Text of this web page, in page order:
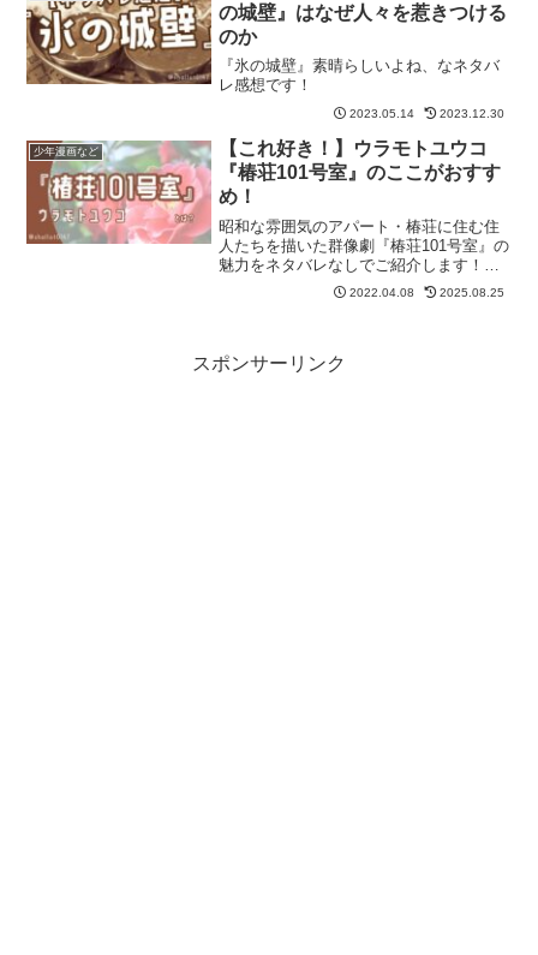
の城壁』はなぜ人々を惹きつける
のか
『氷の城壁』素晴らしいよね、なネタバ
レ感想です！
2023.05.14 2023.12.30
少年漫画など
【これ好き！】ウラモトユウコ
『椿荘101号室』のここがおすす
め！
昭和な雰囲気のアパート・椿荘に住む住
人たちを描いた群像劇『椿荘101号室』の
魅力をネタバレなしでご紹介します！最
後に「椿荘」が気に入った方におすすめ
したい作品も紹介しています。
2022.04.08 2025.08.25
スポンサーリンク